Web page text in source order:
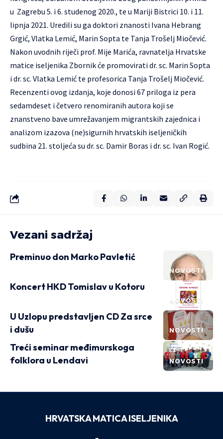
u Zagrebu 5. i 6. studenog 2020., te u Mariji Bistrici 10. i 11.
lipnja 2021. Uredili su ga doktori znanosti Ivana Hebrang
Grgić, Vlatka Lemić, Marin Sopta te Tanja Trošelj Miočević.
Nakon uvodnih riječi prof. Mije Marića, ravnatelja Hrvatske
matice iseljenika Zbornik će promovirati dr. sc. Marin Sopta
i dr. sc. Vlatka Lemić te profesorica Tanja Trošelj Miočević.
Recenzenti ovog izdanja, koje donosi 67 priloga iz pera
sedamdeset i četvero renomiranih autora koji se
znanstveno bave umrežavanjem migrantskih zajednica i
analizom izazova (ne)sigurnih hrvatskih iseljeničkih
sudbina 21. stoljeća su dr. sc. Damir Boras i dr. sc. Ivan Rogić.
Vezani sadržaj
NOVOSTI
Preminuo don Marko Pavletić
NOVOSTI
Koncert HKD Tomislav u Kotoru
NOVOSTI
U Uzlopu predstavljen CD Za srce
i dušu
NOVOSTI
Treći seminar međimurskoga
folklora u Lendavi
HRVATSKA MATICA ISELJENIKA